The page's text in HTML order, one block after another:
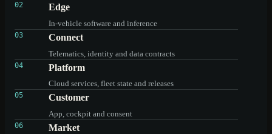
02 Edge
In-vehicle software and inference
03 Connect
Telematics, identity and data contracts
04 Platform
Cloud services, fleet state and releases
05 Customer
App, cockpit and consent
06 Market